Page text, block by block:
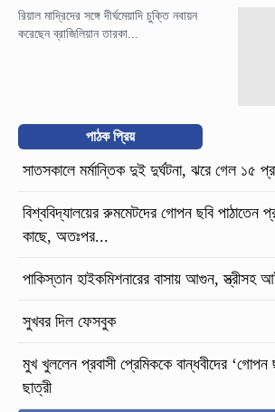
রিয়াল মাদ্রিদের সঙ্গে দীর্ঘমেয়াদি চুক্তি নবায়ন
করেছেন ব্রাজিলিয়ান তারকা...
পাঠক প্রিয়
সাতসকালে মর্মান্তিক দুই দুর্ঘটনা, ঝরে গেল ১৫
বিশ্ববিদ্যালয়ের রুমমেটদের গোপন ছবি পাঠাতেন
কাছে, অতঃপর...
পাকিস্তান হাইকমিশনারের বাসায় আগুন, স্ত্রীসহ
সুখবর দিল ফেসবুক
মুখ খুললেন প্রবাসী প্রেমিককে বান্ধবীদের ‘গোপন
ছাত্রী